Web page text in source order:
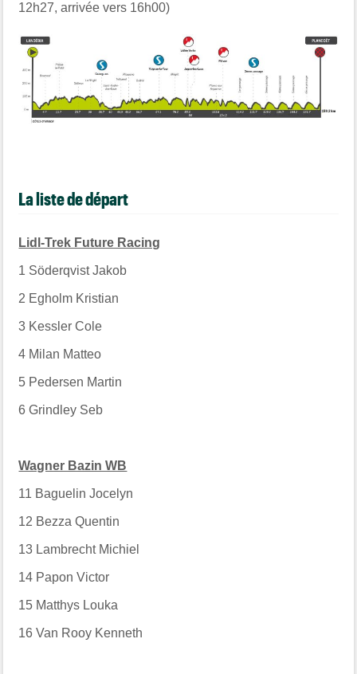
12h27, arrivée vers 16h00)
La liste de départ
Lidl-Trek Future Racing
1 Söderqvist Jakob
2 Egholm Kristian
3 Kessler Cole
4 Milan Matteo
5 Pedersen Martin
6 Grindley Seb
Wagner Bazin WB
11 Baguelin Jocelyn
12 Bezza Quentin
13 Lambrecht Michiel
14 Papon Victor
15 Matthys Louka
16 Van Rooy Kenneth